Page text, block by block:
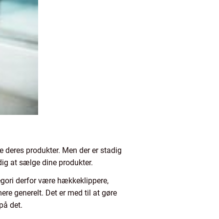
produkter. Men der er stadig
at sælge dine produkter.
derfor være hækkeklippere,
generelt. Det er med til at gøre
det.